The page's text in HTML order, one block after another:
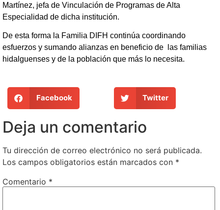
Martínez, jefa de Vinculación de Programas de Alta
Especialidad de dicha institución.
De esta forma la Familia DIFH continúa coordinando
esfuerzos y sumando alianzas en beneficio de las familias
hidalguenses y de la población que más lo necesita.
Facebook Twitter
Deja un comentario
Tu dirección de correo electrónico no será publicada.
Los campos obligatorios están marcados con *
Comentario *